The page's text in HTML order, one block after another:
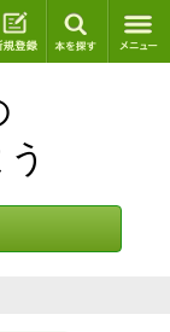
グイン 新規登録